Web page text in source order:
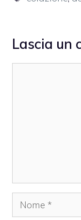
Lascia un
Nome